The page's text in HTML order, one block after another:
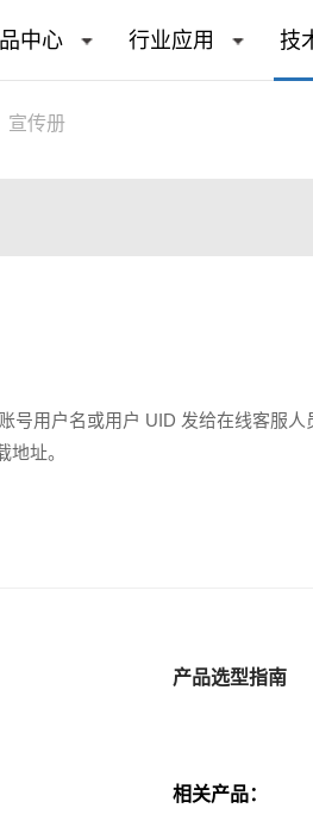
中心 行业应用 技
宣传册
号用户名或用户 UID 发给在线客服
址。
产品选型指南
相关产品：